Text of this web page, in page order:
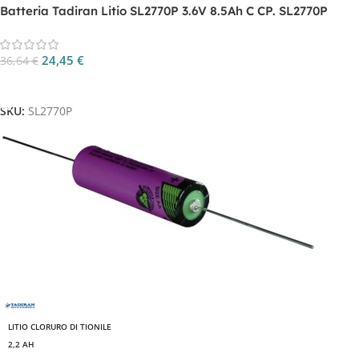
Batteria Tadiran Litio SL2770P 3.6V 8.5Ah C CP. SL2770P
36,64€ 24,45 €
SKU: SL2770P
LITIO CLORURO DI TIONILE
2,2 AH